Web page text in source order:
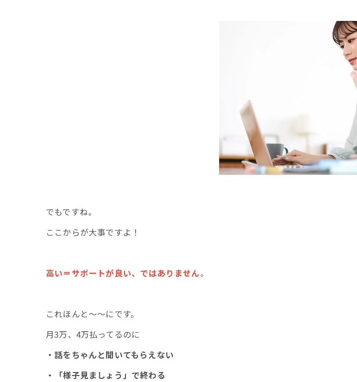
でもですね。
ここからが大事ですよ！
高い＝サポートが良い、ではありません。
これほんと～～にです。
月3万、4万払ってるのに
・話をちゃんと聞いてもらえない
・「様子見ましょう」で終わる